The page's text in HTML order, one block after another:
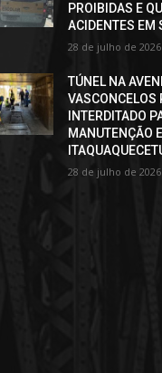
PROIBIDAS E
ACIDENTES EM
28 de julho de 2026
TÚNEL NA
VASCONCELOS
INTERDITADO
MANUTENÇÃO
28 de julho de 2026